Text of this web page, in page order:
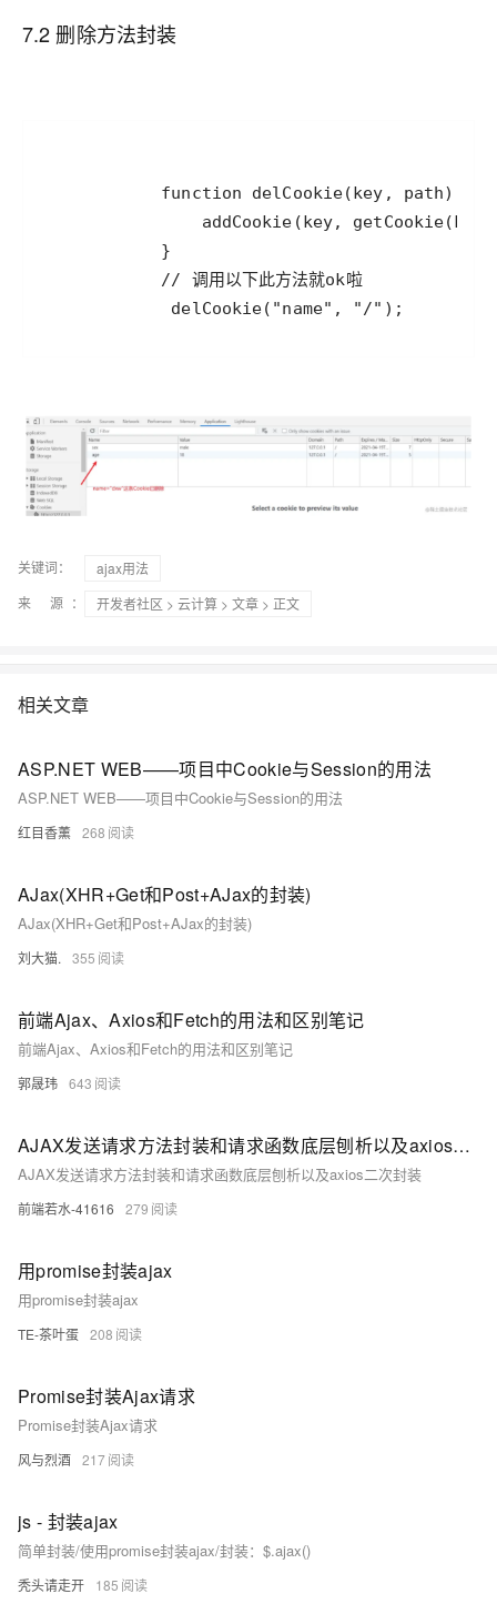
7.2 删除方法封装
            // 调用以下此方法就ok啦
             delCookie("name", "/");
关键词：
ajax用法
来 源：
开发者社区 > 云计算 > 文章 > 正文
相关文章
ASP.NET WEB——项目中Cookie与Session的用法
ASP.NET WEB——项目中Cookie与Session的用法
红目香薰 268
AJax(XHR+Get和Post+AJax的封装)
AJax(XHR+Get和Post+AJax的封装)
刘大猫. 355
前端Ajax、Axios和Fetch的用法和区别笔记
前端Ajax、Axios和Fetch的用法和区别笔记
郭晟玮 643
AJAX发送请求方法封装和请求函数底层刨析以及axios二次封装
AJAX发送请求方法封装和请求函数底层刨析以及axios二次封装
前端若水-41616 279
用promise封装ajax
用promise封装ajax
TE-茶叶蛋 208
Promise封装Ajax请求
Promise封装Ajax请求
风与烈酒 217
js - 封装ajax
简单封装/使用promise封装ajax/封装：$.ajax()
秃头请走开 185